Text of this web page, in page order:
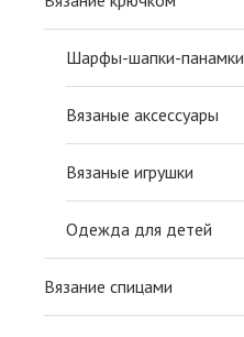
Шарфы-шапки-панамки
Вязаные аксессуары
Вязаные игрушки
Одежда для детей
Вязание спицами